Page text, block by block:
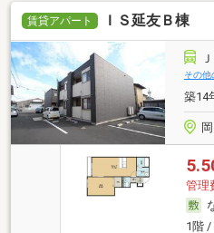
賃貸アパート ＩＳ延友Ｂ棟
その他
築14
管理
1階 /